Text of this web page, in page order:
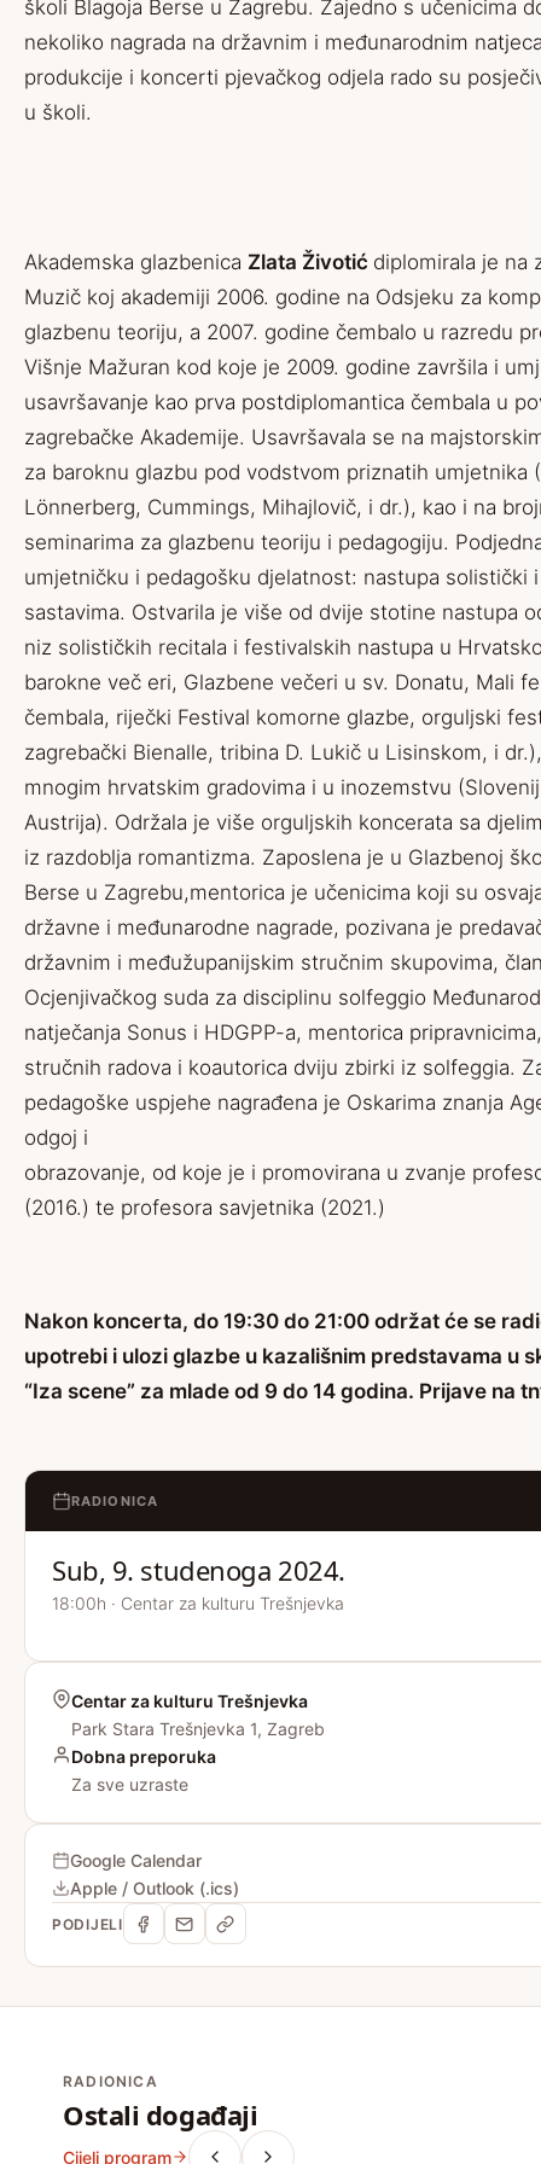
školi Blagoja Berse u Zagrebu. Zajedno s učenicima
nekoliko nagrada na državnim i međunarodnim
produkcije i koncerti pjevačkog odjela rado su
u školi.
Akademska glazbenica Zlata Životić diplomirala je na
Muzič koj akademiji 2006. godine na Odsjeku za
glazbenu teoriju, a 2007. godine čembalo u razredu
Višnje Mažuran kod koje je 2009. godine završila i
usavršavanje kao prva postdiplomantica čembala u
zagrebačke Akademije. Usavršavala se na
za baroknu glazbu pod vodstvom priznatih umjetnika
Lönnerberg, Cummings, Mihajlovič, i dr.), kao i na
seminarima za glazbenu teoriju i pedagogiju.
umjetničku i pedagošku djelatnost: nastupa solistički
sastavima. Ostvarila je više od dvije stotine nastupa
niz solističkih recitala i festivalskih nastupa u
barokne več eri, Glazbene večeri u sv. Donatu, Mali
čembala, riječki Festival komorne glazbe, orguljski
zagrebački Bienalle, tribina D. Lukič u Lisinskom, i
mnogim hrvatskim gradovima i u inozemstvu
Austrija). Održala je više orguljskih koncerata sa
iz razdoblja romantizma. Zaposlena je u Glazbenoj
Berse u Zagrebu,mentorica je učenicima koji su
državne i međunarodne nagrade, pozivana je
državnim i međužupanijskim stručnim skupovima,
Ocjenjivačkog suda za disciplinu solfeggio
natječanja Sonus i HDGPP-a, mentorica
stručnih radova i koautorica dviju zbirki iz solfeggia.
pedagoške uspjehe nagrađena je Oskarima znanja
odgoj i
obrazovanje, od koje je i promovirana u zvanje
(2016.) te profesora savjetnika (2021.)
Nakon koncerta, do 19:30 do 21:00 održat će se
upotrebi i ulozi glazbe u kazališnim predstavama u
“Iza scene” za mlade od 9 do 14 godina. Prijave na
RADIONICA
Sub, 9. studenoga 2024.
18:00h · Centar za kulturu Trešnjevka
Centar za kulturu Trešnjevka
Park Stara Trešnjevka 1, Zagreb
Dobna preporuka
Za sve uzraste
Google Calendar
Apple / Outlook (.ics)
PODIJELI
RADIONICA
Ostali događaji
Cijeli program